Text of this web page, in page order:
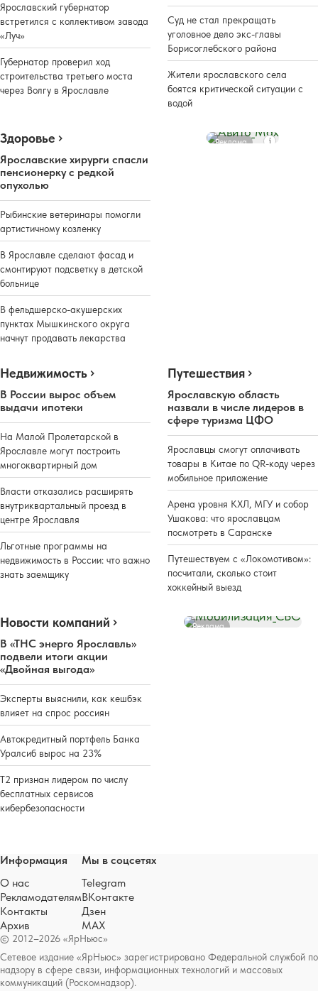
Ярославский губернатор
встретился с коллективом завода
«Луч»
Губернатор проверил ход
строительства третьего моста
через Волгу в Ярославле
Суд не стал прекращать
уголовное дело экс-главы
Борисоглебского района
Жители ярославского села
боятся критической ситуации с
водой
Здоровье
Ярославские хирурги спасли
пенсионерку с редкой
опухолью
Рыбинские ветеринары помогли
артистичному козленку
В Ярославле сделают фасад и
смонтируют подсветку в детской
больнице
В фельдшерско-акушерских
пунктах Мышкинского округа
начнут продавать лекарства
Реклама
Недвижимость
В России вырос объем
выдачи ипотеки
На Малой Пролетарской в
Ярославле могут построить
многоквартирный дом
Власти отказались расширять
внутриквартальный проезд в
центре Ярославля
Льготные программы на
недвижимость в России: что важно
знать заемщику
Путешествия
Ярославскую область
назвали в числе лидеров в
сфере туризма ЦФО
Ярославцы смогут оплачивать
товары в Китае по QR-коду через
мобильное приложение
Арена уровня КХЛ, МГУ и собор
Ушакова: что ярославцам
посмотреть в Саранске
Путешествуем с «Локомотивом»:
посчитали, сколько стоит
хоккейный выезд
Новости компаний
В «ТНС энерго Ярославль»
подвели итоги акции
«Двойная выгода»
Эксперты выяснили, как кешбэк
влияет на спрос россиян
Автокредитный портфель Банка
Уралсиб вырос на 23%
Т2 признан лидером по числу
бесплатных сервисов
кибербезопасности
Реклама
© 2012–2026 «ЯрНьюс»
Сетевое издание «ЯрНьюс» зарегистрировано Федеральной службой по
надзору в сфере связи, информационных технологий и массовых
коммуникаций (Роскомнадзор).
Информация
О нас
Рекламодателям
Контакты
Архив
Мы в соцсетях
Telegram
ВКонтакте
Дзен
MAX